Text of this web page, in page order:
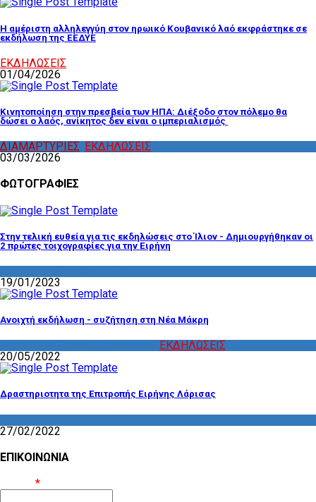
Η αμέριστη αλληλεγγύη στον ηρωικό Κουβανικό λαό εκφράστηκε σε
εκδήλωση της ΕΕΔΥΕ
ΕΚΔΗΛΩΣΕΙΣ
01/04/2026
Κινητοποίηση στην πρεσβεία των ΗΠΑ: Διέξοδο στον πόλεμο θα
δώσει ο λαός, ανίκητος δεν είναι ο ιμπεριαλισμός
ΔΙΑΜΑΡΤΥΡΙΕΣ ΕΚΔΗΛΩΣΕΙΣ
03/03/2026
ΦΩΤΟΓΡΑΦΙΕΣ
Στην τελική ευθεία για τις εκδηλώσεις στο Ίλιον - Δημιουργήθηκαν οι
2 πρώτες τοιχογραφίες για την Ειρήνη
19/01/2023
Ανοιχτή εκδήλωση - συζήτηση στη Νέα Μάκρη
ΕΚΔΗΛΩΣΕΙΣ
20/05/2022
Δραστηριοτητα της Επιτροπής Ειρήνης Λάρισας
27/02/2022
ΕΠΙΚΟΙΝΩΝΙΑ
*